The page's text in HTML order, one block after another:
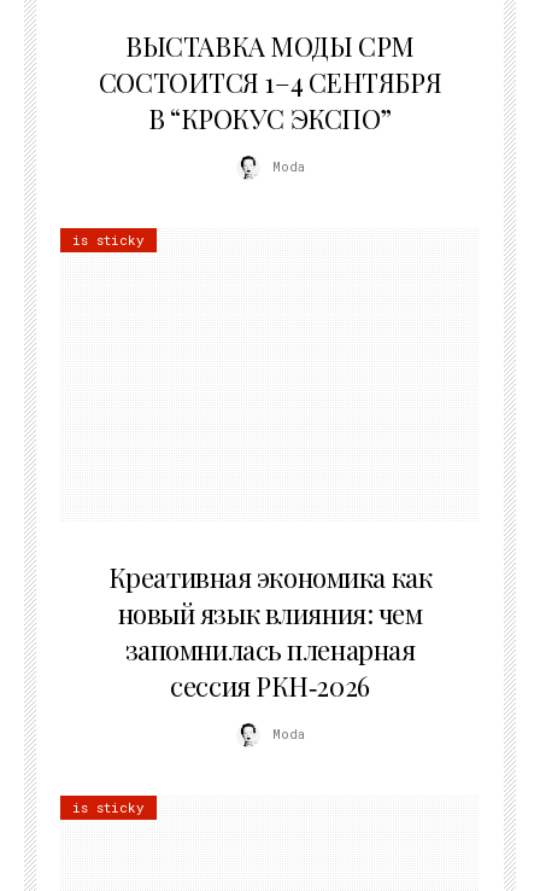
ВЫСТАВКА МОДЫ CPM
СОСТОИТСЯ 1–4 СЕНТЯБРЯ
В “КРОКУС ЭКСПО”
Moda
is sticky
Креативная экономика как
новый язык влияния: чем
запомнилась пленарная
сессия РКН‑2026
Moda
is sticky